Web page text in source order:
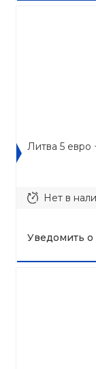
Литва 5 евро
Нет в
Уведомить о